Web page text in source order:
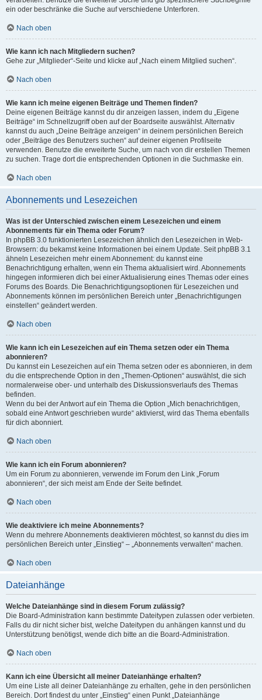
ein oder beschränke die Suche auf verschiedene Unterforen.
Nach oben
Wie kann ich nach Mitgliedern suchen?
Gehe zur „Mitglieder“-Seite und klicke auf „Nach einem Mitglied suchen“.
Nach oben
Wie kann ich meine eigenen Beiträge und Themen finden?
Deine eigenen Beiträge kannst du dir anzeigen lassen, indem du „Eigene
Beiträge“ im Schnellzugriff oben auf der Boardseite auswählst. Alternativ
kannst du auch „Deine Beiträge anzeigen“ in deinem persönlichen Bereich
oder „Beiträge des Benutzers suchen“ auf deiner eigenen Profilseite
verwenden. Benutze die erweiterte Suche, um nach von dir erstellen Themen
zu suchen. Trage dort die entsprechenden Optionen in die Suchmaske ein.
Nach oben
Abonnements und Lesezeichen
Was ist der Unterschied zwischen einem Lesezeichen und einem
Abonnements für ein Thema oder Forum?
In phpBB 3.0 funktionierten Lesezeichen ähnlich den Lesezeichen in Web-
Browsern: du bekamst keine Informationen bei einem Update. Seit phpBB 3.1
ähneln Lesezeichen mehr einem Abonnement: du kannst eine
Benachrichtigung erhalten, wenn ein Thema aktualisiert wird. Abonnements
hingegen informieren dich bei einer Aktualisierung eines Themas oder eines
Forums des Boards. Die Benachrichtigungsoptionen für Lesezeichen und
Abonnements können im persönlichen Bereich unter „Benachrichtigungen
einstellen“ geändert werden.
Nach oben
Wie kann ich ein Lesezeichen auf ein Thema setzen oder ein Thema
abonnieren?
Du kannst ein Lesezeichen auf ein Thema setzen oder es abonnieren, in dem
du die entsprechende Option in den „Themen-Optionen“ auswählst, die sich
normalerweise ober- und unterhalb des Diskussionsverlaufs des Themas
befinden.
Wenn du bei der Antwort auf ein Thema die Option „Mich benachrichtigen,
sobald eine Antwort geschrieben wurde“ aktivierst, wird das Thema ebenfalls
für dich abonniert.
Nach oben
Wie kann ich ein Forum abonnieren?
Um ein Forum zu abonnieren, verwende im Forum den Link „Forum
abonnieren“, der sich meist am Ende der Seite befindet.
Nach oben
Wie deaktiviere ich meine Abonnements?
Wenn du mehrere Abonnements deaktivieren möchtest, so kannst du dies im
persönlichen Bereich unter „Einstieg“ – „Abonnements verwalten“ machen.
Nach oben
Dateianhänge
Welche Dateianhänge sind in diesem Forum zulässig?
Die Board-Administration kann bestimmte Dateitypen zulassen oder verbieten.
Falls du dir nicht sicher bist, welche Dateitypen du anhängen kannst und du
Unterstützung benötigst, wende dich bitte an die Board-Administration.
Nach oben
Kann ich eine Übersicht all meiner Dateianhänge erhalten?
Um eine Liste all deiner Dateianhänge zu erhalten, gehe in den persönlichen
Bereich. Dort findest du unter „Einstieg“ einen Punkt „Dateianhänge